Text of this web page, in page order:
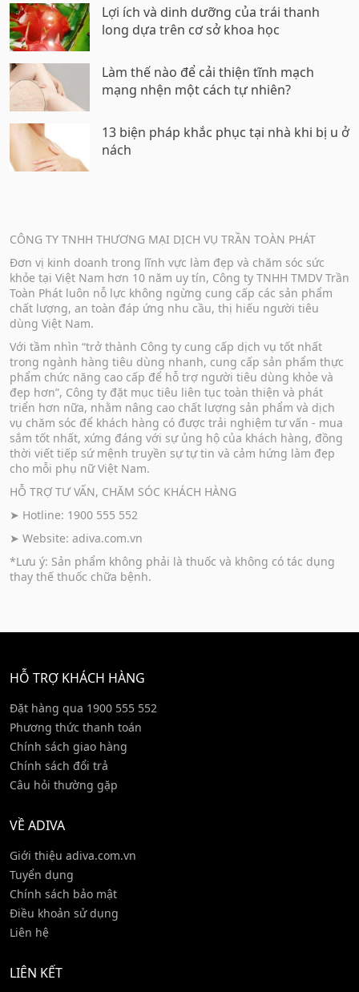
Lợi ích và dinh dưỡng của trái thanh
long dựa trên cơ sở khoa học
Làm thế nào để cải thiện tĩnh mạch
mạng nhện một cách tự nhiên?
13 biện pháp khắc phục tại nhà khi bị u ở
nách
CÔNG TY TNHH THƯƠNG MẠI DỊCH VỤ TRẦN TOÀN PHÁT
Đơn vị kinh doanh trong lĩnh vực làm đẹp và chăm sóc sức
khỏe tại Việt Nam hơn 10 năm uy tín, Công ty TNHH TMDV Trần
Toàn Phát luôn nỗ lực không ngừng cung cấp các sản phẩm
chất lượng, an toàn đáp ứng nhu cầu, thị hiếu người tiêu
dùng Việt Nam.
Với tầm nhìn “trở thành Công ty cung cấp dịch vụ tốt nhất
trong ngành hàng tiêu dùng nhanh, cung cấp sản phẩm thực
phẩm chức năng cao cấp để hỗ trợ người tiêu dùng khỏe và
đẹp hơn”, Công ty đặt mục tiêu liên tục toàn thiện và phát
triển hơn nữa, nhằm nâng cao chất lượng sản phẩm và dịch
vụ chăm sóc để khách hàng có được trải nghiệm tư vấn - mua
sắm tốt nhất, xứng đáng với sự ủng hộ của khách hàng, đồng
thời viết tiếp sứ mệnh truyền sự tự tin và cảm hứng làm đẹp
cho mỗi phụ nữ Việt Nam.
HỖ TRỢ TƯ VẤN, CHĂM SÓC KHÁCH HÀNG
➤ Hotline: 1900 555 552
➤ Website: adiva.com.vn
*Lưu ý: Sản phẩm không phải là thuốc và không có tác dụng
thay thế thuốc chữa bệnh.
HỖ TRỢ KHÁCH HÀNG
Đặt hàng qua 1900 555 552
Phương thức thanh toán
Chính sách giao hàng
Chính sách đổi trả
Câu hỏi thường gặp
VỀ ADIVA
Giới thiệu adiva.com.vn
Tuyển dụng
Chính sách bảo mật
Điều khoản sử dụng
Liên hệ
LIÊN KẾT